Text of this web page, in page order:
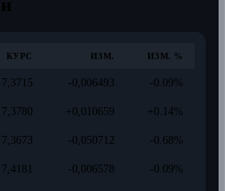
КУРС ИЗМ. ИЗМ. %
7,3715 -0,006493 -0.09%
7,3780 +0,010659 +0.14%
7,3673 -0,050712 -0.68%
7,4181 -0,006578 -0.09%